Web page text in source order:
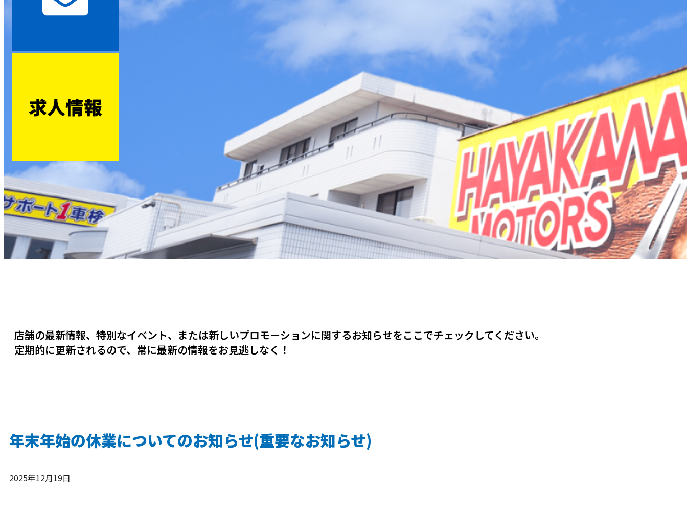
店舗の最新情報、特別なイベント、または新しいプロモーションに関するお知らせをここでチェックしてください。
定期的に更新されるので、常に最新の情報をお見逃しなく！
年末年始の休業についてのお知らせ(重要なお知らせ)
2025年12月19日